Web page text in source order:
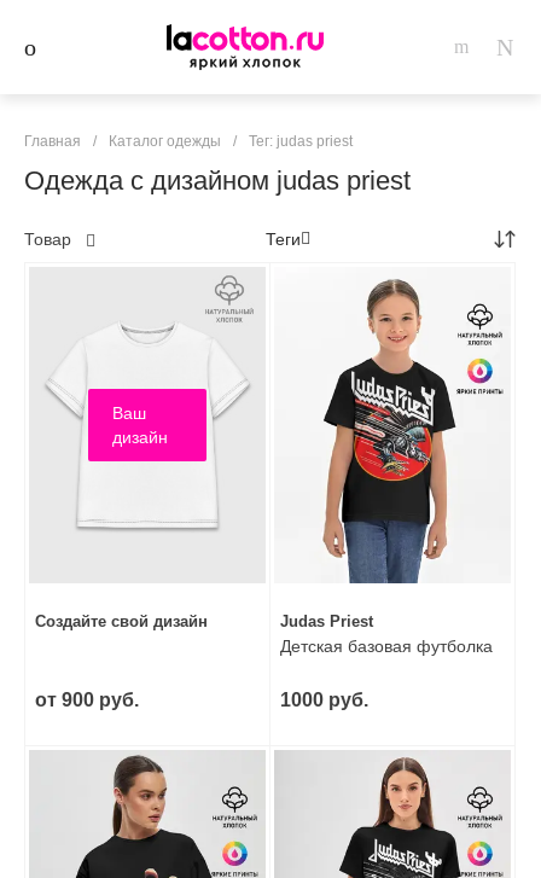
Главная / Каталог одежды / Тег: judas priest
Одежда с дизайном judas priest
Товар Теги
Ваш
дизайн
Создайте свой дизайн
от 900 руб.
Judas Priest
Детская базовая футболка
1000 руб.